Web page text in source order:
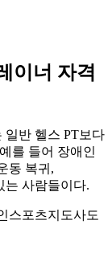
이너 자격
일반 헬스 PT보다
를 들어 장애인
동 복귀,
는 사람들이다.
스포츠지도사도